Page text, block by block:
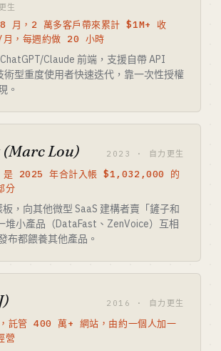
生
，2 萬多客戶帶來累計 $1M+ 收
，每週約做 20 小時
Claude 前端，支援自帶 API
術型重度使用者快速迭代，靠一次性授權
。
Lou) 2023 · 自力更生
是 2025 年合計入帳 $1,032,000 的
分
，向其他微型 SaaS 建構者賣「鏟子和
堆小產品（DataFast、ZenVoice）互相
布都餵養其他產品。
2016 · 自力更生
託管 400 萬+ 網站，由約一個人加一
營